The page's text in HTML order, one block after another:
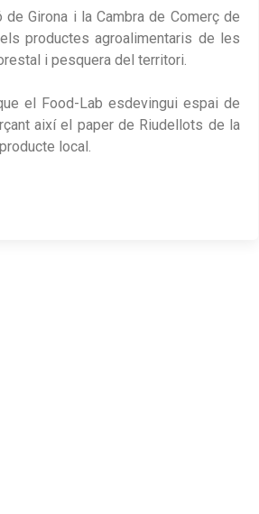
de Girona i la Cambra de Comerç de
productes agroalimentaris de les
i pesquera del territori.
el Food-Lab esdevingui espai de
així el paper de Riudellots de la
local.